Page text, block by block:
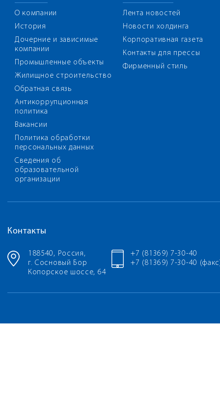
О компании
История
Дочерние и зависимые
компании
Промышленные объекты
Жилищное строительство
Обратная связь
Антикоррупционная
политика
Вакансии
Политика обработки
персональных данных
Сведения об
образовательной
организации
Лента новостей
Новости холдинга
Корпоративная газета
Контакты для прессы
Фирменный стиль
Контакты
188540, Россия,
г. Сосновый Бор
Копорское шоссе, 64
+7 (81369) 7-30-40
+7 (81369) 7-30-40